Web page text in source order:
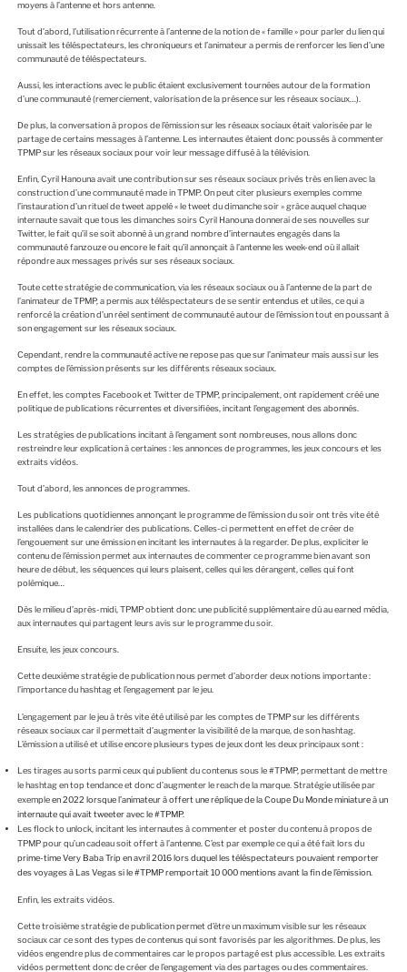
moyens à l’antenne et hors antenne.
Tout d’abord, l’utilisation récurrente à l’antenne de la notion de « famille » pour parler du lien qui
unissait les téléspectateurs, les chroniqueurs et l’animateur a permis de renforcer les lien d’une
communauté de téléspectateurs.
Aussi, les interactions avec le public étaient exclusivement tournées autour de la formation
d’une communauté (remerciement, valorisation de la présence sur les réseaux sociaux…).
De plus, la conversation à propos de l’émission sur les réseaux sociaux était valorisée par le
partage de certains messages à l’antenne. Les internautes étaient donc poussés à commenter
TPMP sur les réseaux sociaux pour voir leur message diffusé à la télévision.
Enfin, Cyril Hanouna avait une contribution sur ses réseaux sociaux privés très en lien avec la
construction d’une communauté made in TPMP. On peut citer plusieurs exemples comme
l’instauration d’un rituel de tweet appelé « le tweet du dimanche soir » grâce auquel chaque
internaute savait que tous les dimanches soirs Cyril Hanouna donnerai de ses nouvelles sur
Twitter, le fait qu’il se soit abonné à un grand nombre d’internautes engagés dans la
communauté fanzouze ou encore le fait qu’il annonçait à l’antenne les week-end où il allait
répondre aux messages privés sur ses réseaux sociaux.
Toute cette stratégie de communication, via les réseaux sociaux ou à l’antenne de la part de
l’animateur de TPMP, a permis aux téléspectateurs de se sentir entendus et utiles, ce qui a
renforcé la création d’un réel sentiment de communauté autour de l’émission tout en poussant à
son engagement sur les réseaux sociaux.
Cependant, rendre la communauté active ne repose pas que sur l’animateur mais aussi sur les
comptes de l’émission présents sur les différents réseaux sociaux.
En effet, les comptes Facebook et Twitter de TPMP, principalement, ont rapidement créé une
politique de publications récurrentes et diversifiées, incitant l’engagement des abonnés.
Les stratégies de publications incitant à l’engament sont nombreuses, nous allons donc
restreindre leur explication à certaines : les annonces de programmes, les jeux concours et les
extraits vidéos.
Tout d’abord, les annonces de programmes.
Les publications quotidiennes annonçant le programme de l’émission du soir ont très vite été
installées dans le calendrier des publications. Celles-ci permettent en effet de créer de
l’engouement sur une émission en incitant les internautes à la regarder. De plus, expliciter le
contenu de l’émission permet aux internautes de commenter ce programme bien avant son
heure de début, les séquences qui leurs plaisent, celles qui les dérangent, celles qui font
polémique…
Dès le milieu d’après-midi, TPMP obtient donc une publicité supplémentaire dû au earned média,
aux internautes qui partagent leurs avis sur le programme du soir.
Ensuite, les jeux concours.
Cette deuxième stratégie de publication nous permet d’aborder deux notions importante :
l’importance du hashtag et l’engagement par le jeu.
L’engagement par le jeu à très vite été utilisé par les comptes de TPMP sur les différents
réseaux sociaux car il permettait d’augmenter la visibilité de la marque, de son hashtag.
L’émission a utilisé et utilise encore plusieurs types de jeux dont les deux principaux sont :
Les tirages au sorts parmi ceux qui publient du contenus sous le #TPMP, permettant de mettre
le hashtag en top tendance et donc d’augmenter le reach de la marque. Stratégie utilisée par
exempleen 2022 lorsque l’animateur à offert une réplique de la Coupe Du Monde miniature à un
internaute qui avait tweeter avec le #TPMP.
Les flock to unlock, incitant les internautes à commenter et poster du contenu à propos de
TPMP pour qu’un cadeau soit offert à l’antenne. C’est par exemple ce qui a été fait lors du
prime-time Very Baba Trip en avril 2016 lors duquel les téléspectateurs pouvaient remporter
des voyages à Las Vegas si le #TPMP remportait 10 000 mentions avant la fin de l’émission.
Enfin, les extraits vidéos.
Cette troisième stratégie de publication permet d’être un maximum visible sur les réseaux
sociaux car ce sont des types de contenus qui sont favorisés par les algorithmes. De plus, les
vidéos engendre plus de commentaires car le propos partagé est plus accessible. Les extraits
vidéos permettent donc de créer de l’engagement via des partages ou des commentaires.